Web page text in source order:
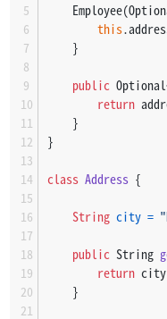
this
    }
public
return
    }
}
class Address {
String city =
public String
return
    }